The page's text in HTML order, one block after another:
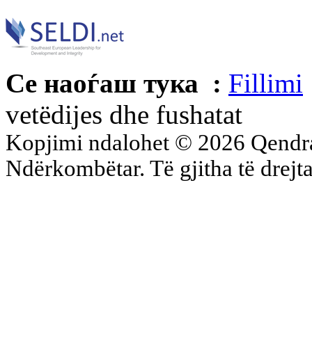
Се наоѓаш тука : Fillimi
vetëdijes dhe fushatat
Kopjimi ndalohet © 2026
Ndërkombëtar. Të gjitha të